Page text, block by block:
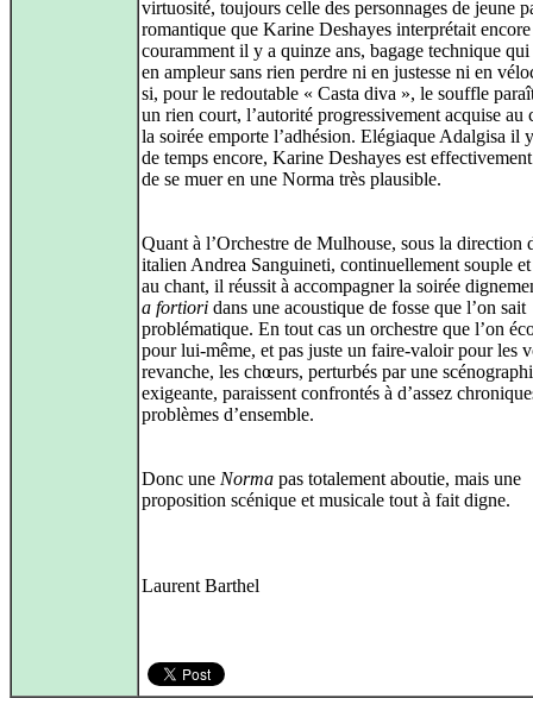
virtuosité, toujours celle des personnages de jeune
romantique que Karine Deshayes interprétait encore
couramment il y a quinze ans, bagage technique qui
en ampleur sans rien perdre ni en justesse ni en
si, pour le redoutable « Casta diva », le souffle
un rien court, l’autorité progressivement acquise au
la soirée emporte l’adhésion. Elégiaque Adalgisa il
de temps encore, Karine Deshayes est
de se muer en une Norma très plausible.
Quant à l’Orchestre de Mulhouse, sous la direction
italien Andrea Sanguineti, continuellement souple
au chant, il réussit à accompagner la soirée
a fortiori dans une acoustique de fosse que l’on sait
problématique. En tout cas un orchestre que l’on
pour lui-même, et pas juste un faire‑valoir pour les
revanche, les chœurs, perturbés par une
exigeante, paraissent confrontés à d’assez
problèmes d’ensemble.
Donc une Norma pas totalement aboutie, mais une
proposition scénique et musicale tout à fait digne.
Laurent Barthel